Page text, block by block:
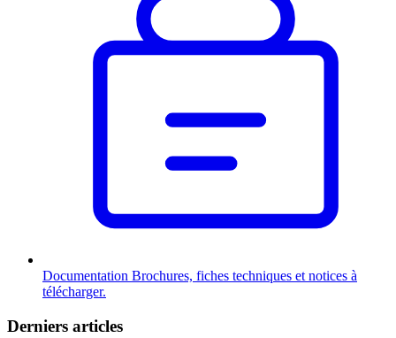
Documentation Brochures, fiches techniques et notices à
télécharger.
Derniers articles